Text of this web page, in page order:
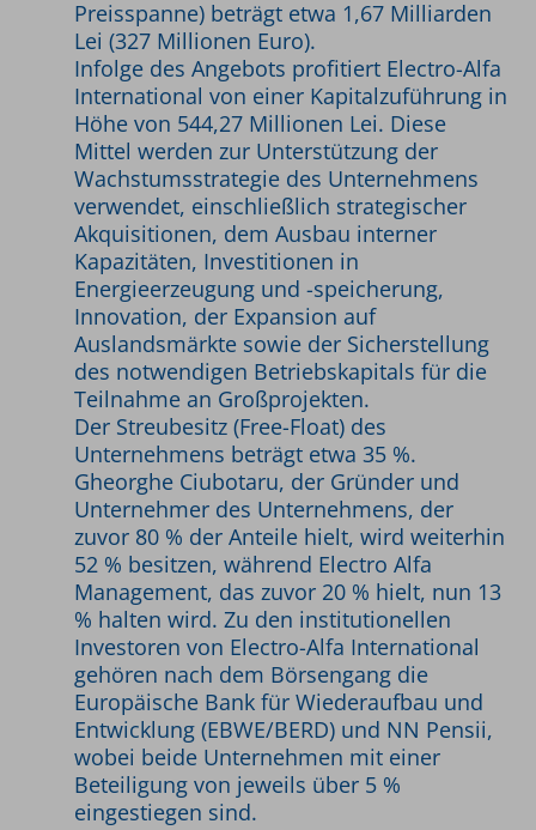
Preisspanne) beträgt etwa 1,67 Milliarden
Lei (327 Millionen Euro).
Infolge des Angebots profitiert Electro-Alfa
International von einer Kapitalzuführung in
Höhe von 544,27 Millionen Lei. Diese
Mittel werden zur Unterstützung der
Wachstumsstrategie des Unternehmens
verwendet, einschließlich strategischer
Akquisitionen, dem Ausbau interner
Kapazitäten, Investitionen in
Energieerzeugung und -speicherung,
Innovation, der Expansion auf
Auslandsmärkte sowie der Sicherstellung
des notwendigen Betriebskapitals für die
Teilnahme an Großprojekten.
Der Streubesitz (Free-Float) des
Unternehmens beträgt etwa 35 %.
Gheorghe Ciubotaru, der Gründer und
Unternehmer des Unternehmens, der
zuvor 80 % der Anteile hielt, wird weiterhin
52 % besitzen, während Electro Alfa
Management, das zuvor 20 % hielt, nun 13
% halten wird. Zu den institutionellen
Investoren von Electro-Alfa International
gehören nach dem Börsengang die
Europäische Bank für Wiederaufbau und
Entwicklung (EBWE/BERD) und NN Pensii,
wobei beide Unternehmen mit einer
Beteiligung von jeweils über 5 %
eingestiegen sind.